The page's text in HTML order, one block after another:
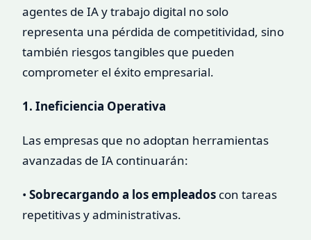
agentes de IA y trabajo digital no solo
representa una pérdida de competitividad, sino
también riesgos tangibles que pueden
comprometer el éxito empresarial.
1. Ineficiencia Operativa
Las empresas que no adoptan herramientas
avanzadas de IA continuarán:
• Sobrecargando a los empleados con tareas
repetitivas y administrativas.